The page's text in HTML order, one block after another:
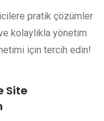
pratik çözümler
kolaylıkla yönetim
için tercih edin!
Site